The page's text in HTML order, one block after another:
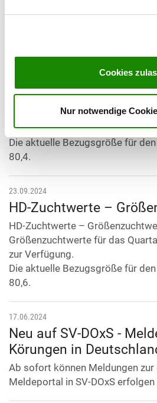
Cookies
Nur notwendige
kann es vereinzelt noch zu
Größenzuchtwerte für das
zur Verfügung.
Die aktuelle Bezugsgröße für
80,4.
23.09.2024
HD-Zuchtwerte –
HD-Zuchtwerte –
Größenzuchtwerte für das
zur Verfügung.
Die aktuelle Bezugsgröße für
80,6.
17.06.2024
Neu auf SV-DOxS -
Körungen in
Ab sofort können Meldungen zur
Meldeportal in SV-DOxS